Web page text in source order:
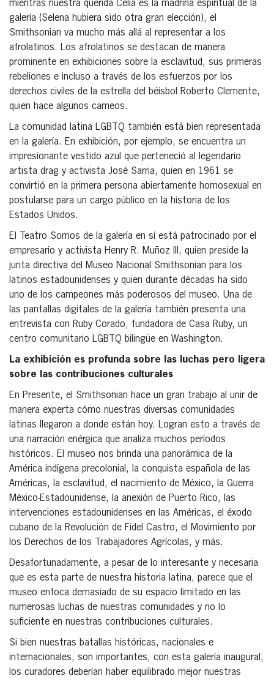
mientras nuestra querida Celia es la madrina espiritual de la
galería (Selena hubiera sido otra gran elección), el
Smithsonian va mucho más allá al representar a los
afrolatinos. Los afrolatinos se destacan de manera
prominente en exhibiciones sobre la esclavitud, sus primeras
rebeliones e incluso a través de los esfuerzos por los
derechos civiles de la estrella del béisbol Roberto Clemente,
quien hace algunos cameos.
La comunidad latina LGBTQ también está bien representada
en la galería. En exhibición, por ejemplo, se encuentra un
impresionante vestido azul que perteneció al legendario
artista drag y activista José Sarria, quien en 1961 se
convirtió en la primera persona abiertamente homosexual en
postularse para un cargo público en la historia de los
Estados Unidos.
El Teatro Somos de la galería en sí está patrocinado por el
empresario y activista Henry R. Muñoz III, quien preside la
junta directiva del Museo Nacional Smithsonian para los
latinos estadounidenses y quien durante décadas ha sido
uno de los campeones más poderosos del museo. Una de
las pantallas digitales de la galería también presenta una
entrevista con Ruby Corado, fundadora de Casa Ruby, un
centro comunitario LGBTQ bilingüe en Washington.
La exhibición es profunda sobre las luchas pero ligera
sobre las contribuciones culturales
En Presente, el Smithsonian hace un gran trabajo al unir de
manera experta cómo nuestras diversas comunidades
latinas llegaron a donde están hoy. Logran esto a través de
una narración enérgica que analiza muchos períodos
históricos. El museo nos brinda una panorámica de la
América indígena precolonial, la conquista española de las
Américas, la esclavitud, el nacimiento de México, la Guerra
México-Estadounidense, la anexión de Puerto Rico, las
intervenciones estadounidenses en las Américas, el éxodo
cubano de la Revolución de Fidel Castro, el Movimiento por
los Derechos de los Trabajadores Agrícolas, y más.
Desafortunadamente, a pesar de lo interesante y necesaria
que es esta parte de nuestra historia latina, parece que el
museo enfoca demasiado de su espacio limitado en las
numerosas luchas de nuestras comunidades y no lo
suficiente en nuestras contribuciones culturales.
Si bien nuestras batallas históricas, nacionales e
internacionales, son importantes, con esta galería inaugural,
los curadores deberían haber equilibrado mejor nuestras